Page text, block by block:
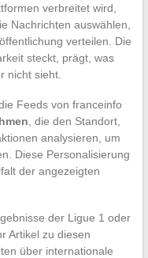
verbreitet wird,
Nachrichten auswählen,
verteilen. Die
steckt, prägt, was
nicht sieht.
Feeds von franceinfo
, die den Standort,
analysieren, um
Diese Personalisierung
der angezeigten
der Ligue 1 oder
Artikel zu diesen
über internationale